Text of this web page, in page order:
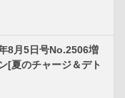
8月5日号No.2506増
[夏のチャージ＆デト